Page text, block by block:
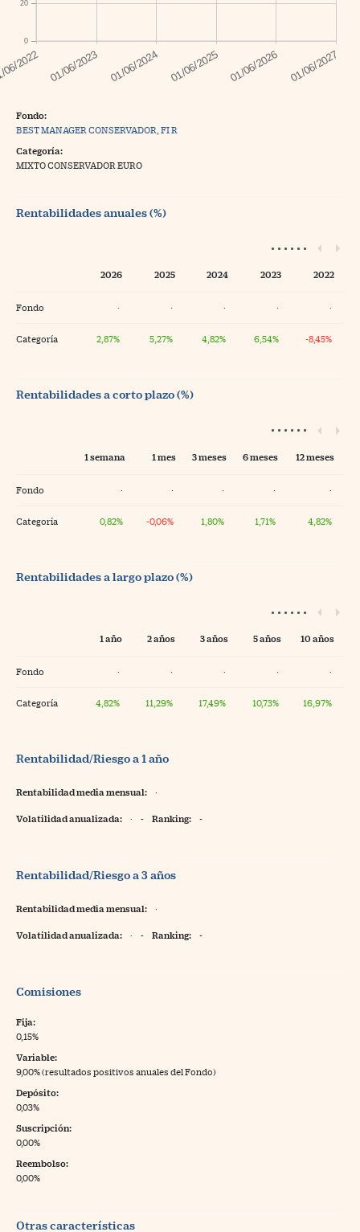
0
20
Fondo:
BEST MANAGER CONSERVADOR, FI R
Categoría:
MIXTO CONSERVADOR EURO
Rentabilidades anuales (%)
2026 2025 2024 2023 2022
Fondo · · · · ·
Categoría 2,87% 5,27% 4,82% 6,54% -8,45%
Rentabilidades a corto plazo (%)
1 semana 1 mes 3 meses 6 meses 12 meses
Fondo · · · · ·
Categoría 0,82% -0,06% 1,80% 1,71% 4,82%
Rentabilidades a largo plazo (%)
1 año 2 años 3 años 5 años 10 años
Fondo · · · · ·
Categoría 4,82% 11,29% 17,49% 10,73% 16,97%
Rentabilidad/Riesgo a 1 año
Rentabilidad media mensual: ·
Volatilidad anualizada: · - Ranking: -
Rentabilidad/Riesgo a 3 años
Rentabilidad media mensual: ·
Volatilidad anualizada: · - Ranking: -
Comisiones
Fija:
0,15%
Variable:
9,00% (resultados positivos anuales del Fondo)
Depósito:
0,03%
Suscripción:
0,00%
Reembolso:
0,00%
Otras características